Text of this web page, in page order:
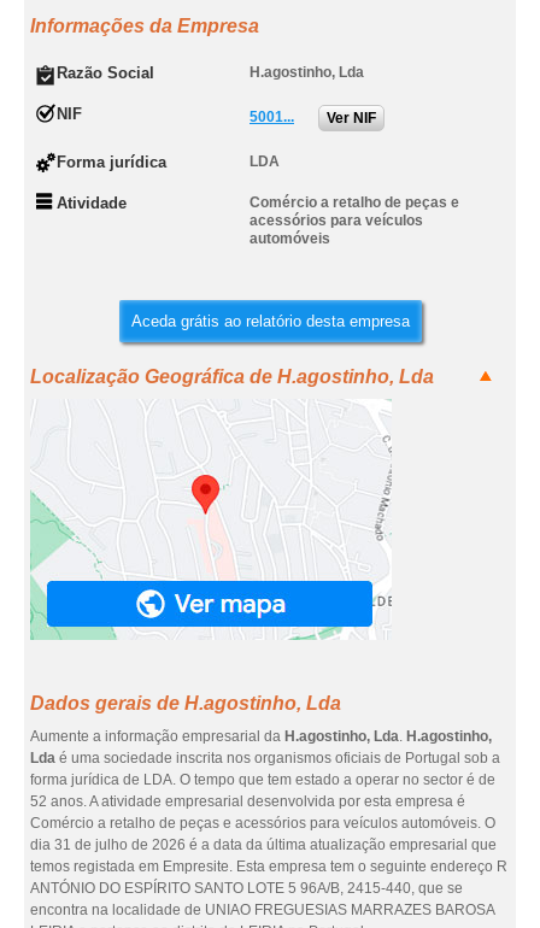
Informações da Empresa
Razão Social H.agostinho, Lda
NIF 5001... Ver NIF
Forma jurídica LDA
Atividade
Comércio a retalho de peças e
acessórios para veículos
automóveis
Aceda grátis ao relatório desta empresa
Localização Geográfica de H.agostinho, Lda
Dados gerais de H.agostinho, Lda
Aumente a informação empresarial da H.agostinho, Lda. H.agostinho,
Lda é uma sociedade inscrita nos organismos oficiais de Portugal sob a
forma jurídica de LDA. O tempo que tem estado a operar no sector é de
52 anos. A atividade empresarial desenvolvida por esta empresa é
Comércio a retalho de peças e acessórios para veículos automóveis. O
dia 31 de julho de 2026 é a data da última atualização empresarial que
temos registada em Empresite. Esta empresa tem o seguinte endereço R
ANTÓNIO DO ESPÍRITO SANTO LOTE 5 96A/B, 2415-440, que se
encontra na localidade de UNIAO FREGUESIAS MARRAZES BAROSA